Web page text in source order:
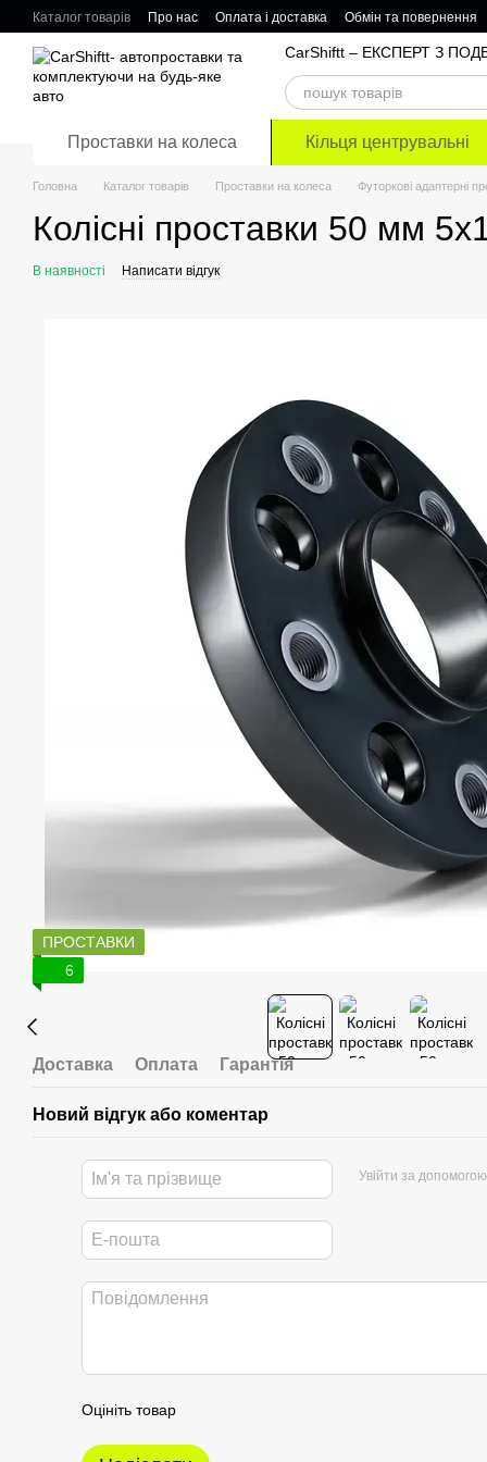
Перейти до основного контенту
Каталог товарів Про нас Оплата і доставка Обмін та повернення
CarShiftt – ЕКСПЕРТ З
Проставки на колеса Кільця центрувальні
Головна Каталог товарів Проставки на колеса Футоркові адаптерні
Колісні проставки 50 мм
В наявності Написати відгук
ПРОСТАВКИ
6
Доставка Оплата Гарантія
Новий відгук або коментар
Увійти за допомогою
Оцініть товар